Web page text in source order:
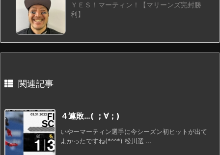
ＹＥＳ！マーティン！【マリーンズ完封勝
利】
関連記事
４連敗…( ；∀；)
いやーマーティン選手に今シーズン初ヒットが出て
よかったですね(*^^*) 松川選 ...